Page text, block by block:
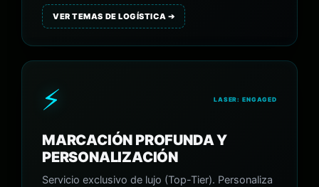
VER TEMAS DE LOGÍSTICA ➔
⚡ LASER: ENGAGED
MARCACIÓN PROFUNDA Y
PERSONALIZACIÓN
Servicio exclusivo de lujo (Top-Tier). Personaliza